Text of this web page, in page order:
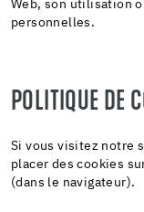
Web, son utilisation
personnelles.
POLITIQUE DE
Si vous visitez notre
placer des cookies
(dans le navigateur).